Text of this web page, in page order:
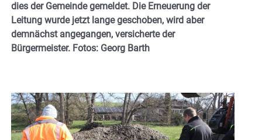
dies der Gemeinde gemeldet. Die Erneuerung der
Leitung wurde jetzt lange geschoben, wird aber
demnächst angegangen, versicherte der
Bürgermeister. Fotos: Georg Barth